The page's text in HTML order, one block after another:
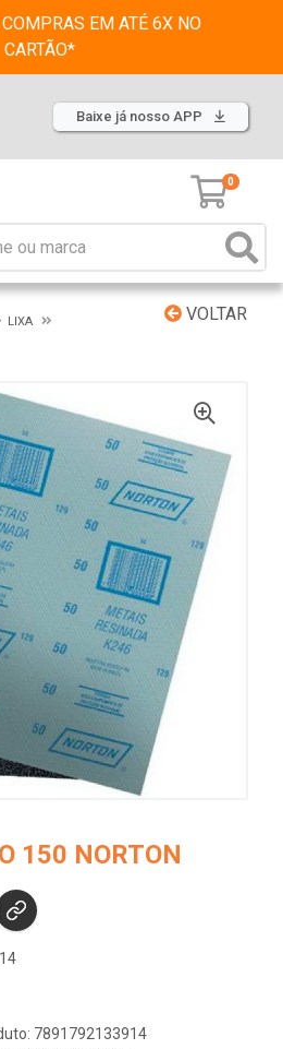
EM ATÉ 6X NO
CARTÃO*
Baixe já nosso APP
0
VOLTAR
LIXA
150 NORTON
7891792133914